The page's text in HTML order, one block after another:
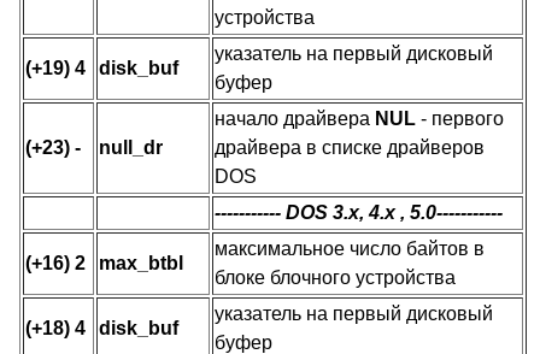
устройства
(+19) 4 disk_buf
указатель на первый дисковый
буфер
(+23) - null_dr
начало драйвера NUL - первого
драйвера в списке драйверов
DOS
----------- DOS 3.x, 4.x , 5.0-----------
(+16) 2 max_btbl
максимальное число байтов в
блоке блочного устройства
(+18) 4 disk_buf
указатель на первый дисковый
буфер